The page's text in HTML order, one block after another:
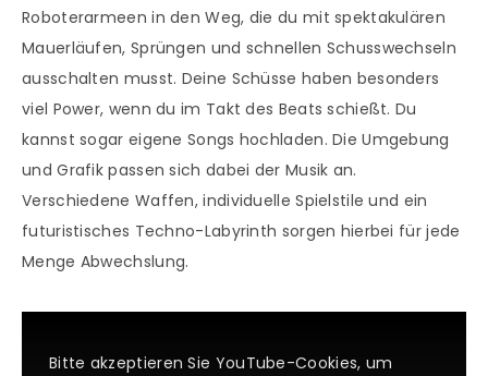
Roboterarmeen in den Weg, die du mit spektakulären
Mauerläufen, Sprüngen und schnellen Schusswechseln
ausschalten musst. Deine Schüsse haben besonders
viel Power, wenn du im Takt des Beats schießt. Du
kannst sogar eigene Songs hochladen. Die Umgebung
und Grafik passen sich dabei der Musik an.
Verschiedene Waffen, individuelle Spielstile und ein
futuristisches Techno-Labyrinth sorgen hierbei für jede
Menge Abwechslung.
Bitte akzeptieren Sie YouTube-Cookies, um